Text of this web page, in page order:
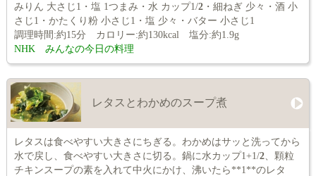
みりん 大さじ1・塩 1つまみ・水 カップ1/2・細ねぎ 少々・酒 小
さじ1・かたくり粉 小さじ1・塩 少々・バター 小さじ1
調理時間:約15分 カロリー:約130kcal 塩分:約1.9g
NHK みんなの今日の料理
レタスとわかめのスープ煮
レタスは食べやすい大きさにちぎる。わかめはサッと洗ってから
水で戻し、食べやすい大きさに切る。鍋に水カップ1+1/2、顆粒
チキンスープの素を入れて中火にかけ、沸いたら**1**のレタ